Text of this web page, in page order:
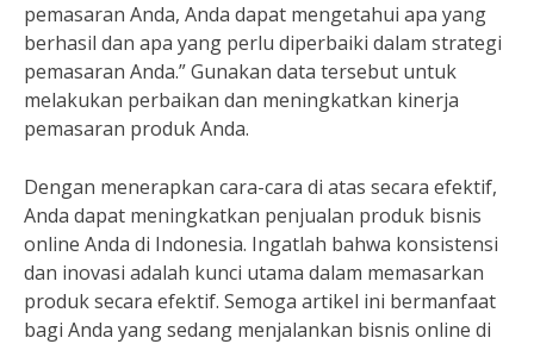
pemasaran Anda, Anda dapat mengetahui apa yang
berhasil dan apa yang perlu diperbaiki dalam strategi
pemasaran Anda.” Gunakan data tersebut untuk
melakukan perbaikan dan meningkatkan kinerja
pemasaran produk Anda.
Dengan menerapkan cara-cara di atas secara efektif,
Anda dapat meningkatkan penjualan produk bisnis
online Anda di Indonesia. Ingatlah bahwa konsistensi
dan inovasi adalah kunci utama dalam memasarkan
produk secara efektif. Semoga artikel ini bermanfaat
bagi Anda yang sedang menjalankan bisnis online di